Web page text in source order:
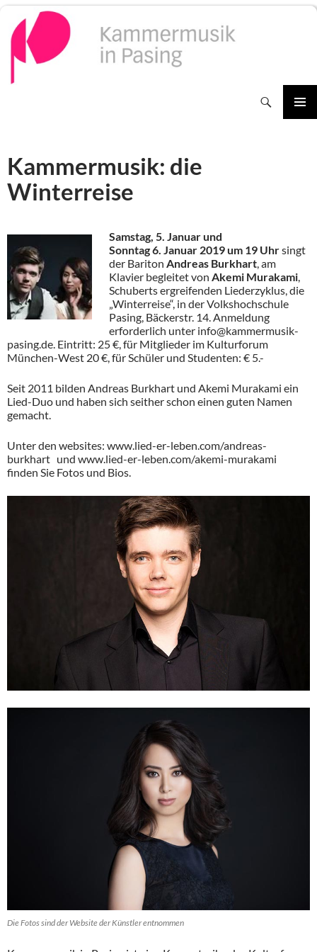
Inhalt
springen
Kammermusik: die
Winterreise
Samstag, 5. Januar und
Sonntag 6. Januar 2019 um 19 Uhrsingt
der Bariton Andreas Burkhart, am
Klavier begleitet von Akemi Murakami,
Schuberts ergreifenden Liederzyklus, die
„Winterreise“, in der Volkshochschule
Pasing, Bäckerstr. 14. Anmeldung
erforderlich unter info@kammermusik-
pasing.de. Eintritt: 25 €, für Mitglieder im Kulturforum
München-West 20 €, für Schüler und Studenten: € 5.-
Seit 2011 bilden Andreas Burkhart und Akemi Murakami ein
Lied-Duo und haben sich seither schon einen guten Namen
gemacht.
Unter den websites: www.lied-er-leben.com/andreas-
burkhart und www.lied-er-leben.com/akemi-murakami
finden Sie Fotos und Bios.
Die Fotos sind der Website der Künstler entnommen